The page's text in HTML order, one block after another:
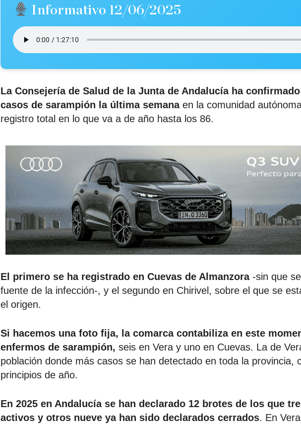
Informativo 12/06/2025
La Consejería de Salud de la Junta de Andalucía ha
casos de sarampión la última semanaen la comunidad
registro total en lo que va a de año hasta los 86.
El primero se ha registrado en Cuevas de Almanzora-sin que
fuente de la infección-, y el segundo en Chirivel, sobre el que se
el origen.
Si hacemos una foto fija, la comarca contabiliza en este
enfermos de sarampión,seis en Vera y uno en Cuevas. La de
población donde más casos se han detectado en toda la provincia,
principios de año.
En 2025 en Andalucía se han declarado 12 brotes de los que
activos y otros nueve ya han sido declarados cerrados. En